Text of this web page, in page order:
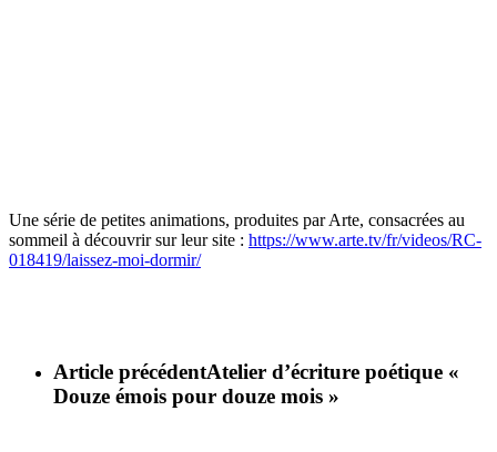
Une série de petites animations, produites par Arte, consacrées au
sommeil à découvrir sur leur site : https://www.arte.tv/fr/videos/RC-
018419/laissez-moi-dormir/
Article précédentAtelier d’écriture poétique «
Douze émois pour douze mois »